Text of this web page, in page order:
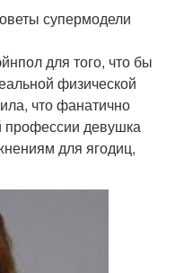
супермодели
для того, что бы
физической
что фанатично
профессии девушка
для ягодиц,